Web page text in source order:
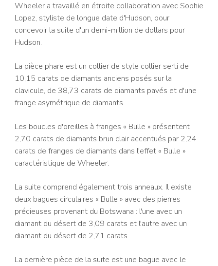
Wheeler a travaillé en étroite collaboration avec Sophie
Lopez, styliste de longue date d'Hudson, pour
concevoir la suite d'un demi-million de dollars pour
Hudson.
La pièce phare est un collier de style collier serti de
10,15 carats de diamants anciens posés sur la
clavicule, de 38,73 carats de diamants pavés et d'une
frange asymétrique de diamants.
Les boucles d'oreilles à franges « Bulle » présentent
2,70 carats de diamants brun clair accentués par 2,24
carats de franges de diamants dans l'effet « Bulle »
caractéristique de Wheeler.
La suite comprend également trois anneaux. Il existe
deux bagues circulaires « Bulle » avec des pierres
précieuses provenant du Botswana : l'une avec un
diamant du désert de 3,09 carats et l'autre avec un
diamant du désert de 2,71 carats.
La dernière pièce de la suite est une bague avec le